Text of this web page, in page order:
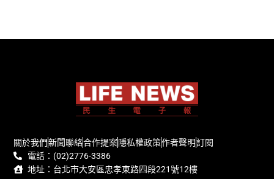
關於我們新聞聯絡合作提案隱私權政策作者聲明訂閱
電話：(02)2776-3386
地址：台北市大安區忠孝東路四段221號12樓